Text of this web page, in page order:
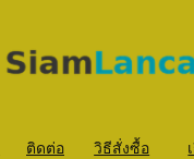
ติดต่อ
วิธีสั่งซื้อ